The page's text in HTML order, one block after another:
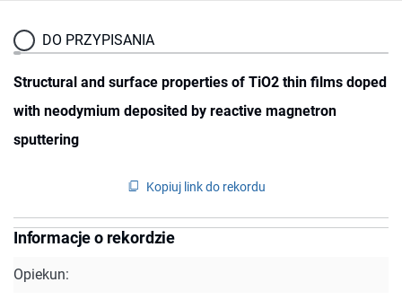
DO PRZYPISANIA
Structural and surface properties of TiO2 thin films doped
with neodymium deposited by reactive magnetron
sputtering
Kopiuj link do rekordu
Informacje o rekordzie
Opiekun: